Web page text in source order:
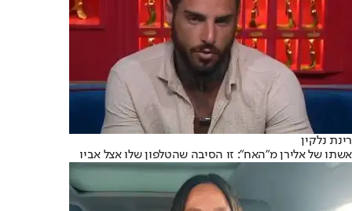
רינת נלקין
אשתו של אלירן מ"האח": זו הסיבה שהטלפון שלו אצל אביו